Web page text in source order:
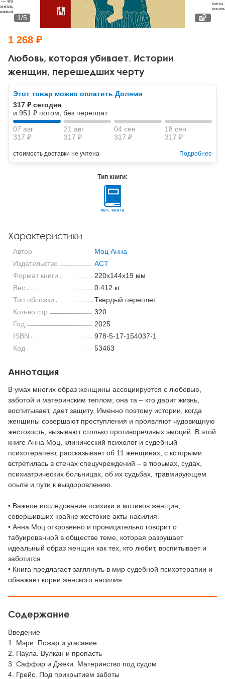
Тревожные расстройства, панические атаки
Психодрама
Другие направления психотерапии
Классический, эриксоновский гипноз и НЛП
НЛП
Психология труда и эргономика
Социальная психология
Социальная и организационная психология
Классический и юнгианский психоанализ
Любовь, которая убивает. Истории
женщин, перешедших черту
1/5
1 268 ₽
Этот товар можно оплатить Долями
317 ₽ сегодня
и 951 ₽ потом, без переплат
07 авг
317 ₽
21 авг
317 ₽
04 сен
317 ₽
18 сен
317 ₽
стоимость доставки не учтена Подробнее
Тип книги:
печ. книга
Характеристики
Автор
Моц Анна
Издательство
АСТ
Формат книги
220x144x19 мм
Вес
0.412 кг
Тип обложки
Твердый переплет
Кол-во стр
320
Год
2025
ISBN
978-5-17-154037-1
Код
53463
Аннотация
В умах многих образ женщины ассоциируется с любовью,
заботой и материнским теплом; она та – кто дарит жизнь,
воспитывает, дает защиту. Именно поэтому истории, когда
женщины совершают преступления и проявляют чудовищную
жестокость, вызывают столько противоречивых эмоций. В этой
книге Анна Моц, клинический психолог и судебный
психотерапевт, рассказывает об 11 женщинах, с которыми
встретилась в стенах спецучреждений – в тюрьмах, судах,
психиатрических больницах, об их судьбах, травмирующем
опыте и пути к выздоровлению.
• Важное исследование психики и мотивов женщин,
совершивших крайне жестокие акты насилия.
• Анна Моц откровенно и проницательно говорит о
табуированной в обществе теме, которая разрушает
идеальный образ женщин как тех, кто любит, воспитывает и
заботится.
• Книга предлагает заглянуть в мир судебной психотерапии и
обнажает корни женского насилия.
Содержание
Введение
1. Мэри. Пожар и угасание
2. Паула. Вулкан и пропасть
3. Саффир и Джеки. Материнство под судом
4. Грейс. Под прикрытием заботы